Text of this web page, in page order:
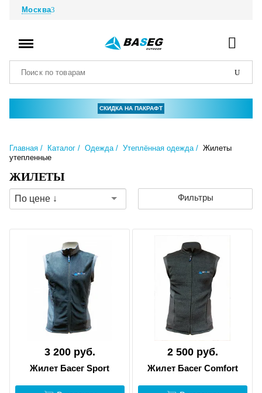
Москва
СКИДКА НА ПАКРАФТ
Главная Каталог Одежда Утеплённая одежда
Жилеты
утепленные
ЖИЛЕТЫ
По цене ↓ Фильтры
3 200 руб.
Жилет Басег Sport
2 500 руб.
Жилет Басег Comfort